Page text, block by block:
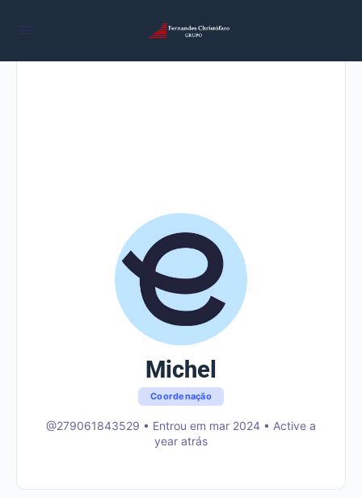
Michel
Coordenação
@279061843529 • Entrou em mar 2024 • Active a
year atrás